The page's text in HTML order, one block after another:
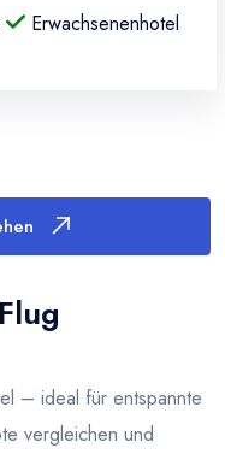
Erwachsenenhotel
– ideal für entspannte
vergleichen und